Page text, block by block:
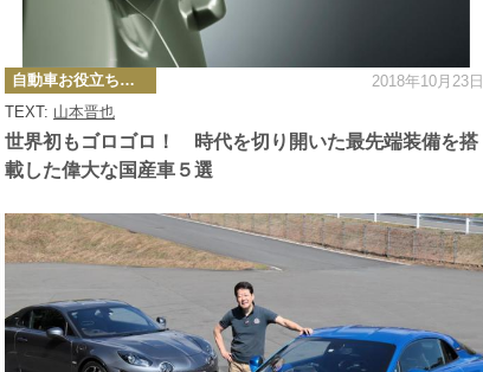
世界初もゴロゴロ！ 時代を切り開いた最先端装備を搭
載した偉大な国産車５選
TEXT: 山本晋也
カ
テ
ゴ
リ
ー
自動車お役立ち情報 2018年10月23日